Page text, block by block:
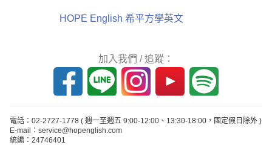
HOPE English 希平方學英文
加入我們 / 追蹤：
電話：02-2727-1778 ( 週一至週五 9:00-12:00、13:30-18:00，國定假日除外 )
E-mail：service@hopenglish.com
統編：24746401